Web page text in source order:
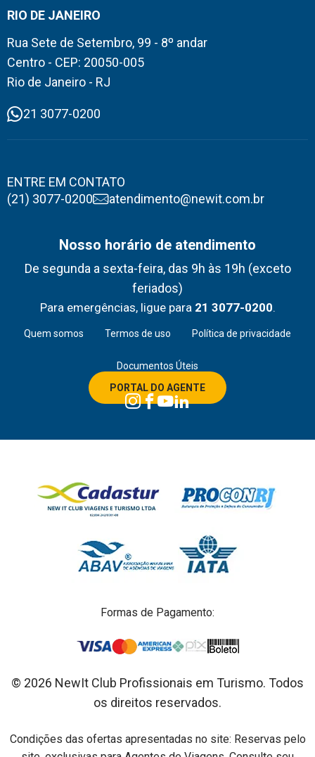
RIO DE JANEIRO
Rua Sete de Setembro, 99 - 8º andar
Centro - CEP: 20050-005
Rio de Janeiro - RJ
21 3077-0200
ENTRE EM CONTATO
(21) 3077-0200
atendimento@newit.com.br
Nosso horário de atendimento
De segunda a sexta-feira, das 9h às 19h (exceto
feriados)
Para emergências, ligue para 21 3077-0200.
Quem somos Termos de uso Política de privacidade
Documentos Úteis
PORTAL DO AGENTE
Formas de Pagamento:
© 2026 NewIt Club Profissionais em Turismo. Todos
os direitos reservados.
Condições das ofertas apresentadas no site: Reservas pelo